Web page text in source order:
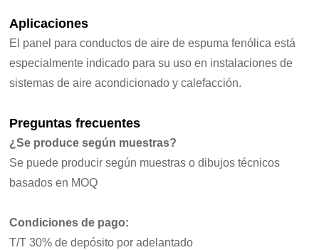
Aplicaciones
El panel para conductos de aire de espuma fenólica está
especialmente indicado para su uso en instalaciones de
sistemas de aire acondicionado y calefacción.
Preguntas frecuentes
¿Se produce según muestras?
Se puede producir según muestras o dibujos técnicos
basados en MOQ
Condiciones de pago:
T/T 30% de depósito por adelantado